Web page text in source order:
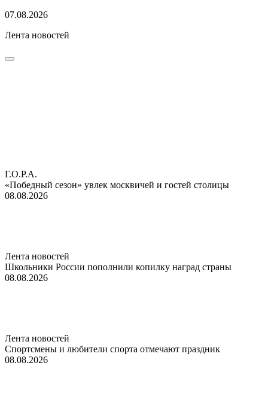
07.08.2026
Лента новостей
Г.О.Р.А.
«Победный сезон» увлек москвичей и гостей столицы
08.08.2026
Лента новостей
Школьники России пополнили копилку наград страны
08.08.2026
Лента новостей
Спортсмены и любители спорта отмечают праздник
08.08.2026